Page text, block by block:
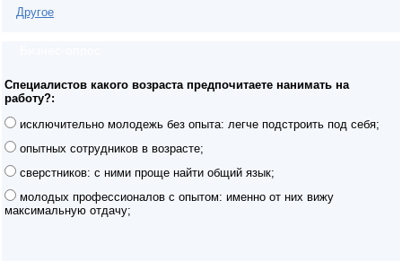
Другое
Специалистов какого возраста предпочитаете нанимать на
работу?:
исключительно молодежь без опыта: легче подстроить под себя;
опытных сотрудников в возрасте;
сверстников: с ними проще найти общий язык;
молодых профессионалов с опытом: именно от них вижу
максимальную отдачу;